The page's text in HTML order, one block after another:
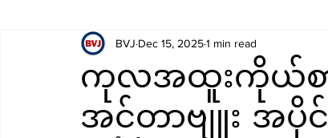
Video
ကုလအထူးကိုယ်စ
အင်တာဗျူး အပိုင်
BVJ Dec 15, 20251 min read